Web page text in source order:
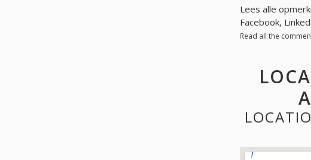
Lees alle
Facebook,
Read all the